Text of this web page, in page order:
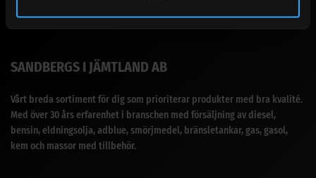
SANDBERGS I JÄMTLAND AB
Vårt breda sortiment för dig som prioriterar produkter med bra kvalité.
Med över 30 års erfarenhet i branschen med försäljning av diesel,
bensin, eldningsolja, adblue, smörjmedel, bränsletankar, gas, gasol,
kem och massor med tillbehör.